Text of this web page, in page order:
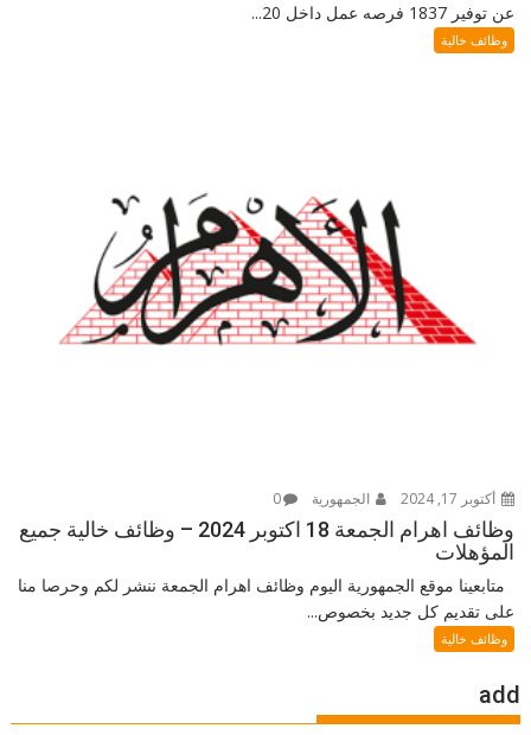
عن توفير 1837 فرصه عمل داخل 20...
وظائف خالية
أكتوبر 17, 2024 الجمهورية 0
وظائف اهرام الجمعة 18 اكتوبر 2024 – وظائف خالية جميع
المؤهلات
متابعينا موقع الجمهورية اليوم وظائف اهرام الجمعة ننشر لكم وحرصا منا
على تقديم كل جديد بخصوص...
وظائف خالية
add